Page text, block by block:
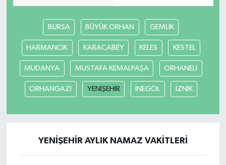
BURSA BÜYÜK ORHAN GEMLİK
HARMANCIK KARACABEY KELES KESTEL
MUDANYA MUSTAFA KEMALPAŞA ORHANELİ
ORHANGAZİ YENİŞEHİR İNEGÖL İZNİK
YENİŞEHİR AYLIK NAMAZ VAKITLERI